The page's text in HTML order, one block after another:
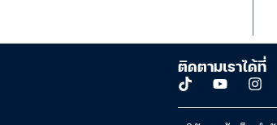
ติดตามเราได้ที่